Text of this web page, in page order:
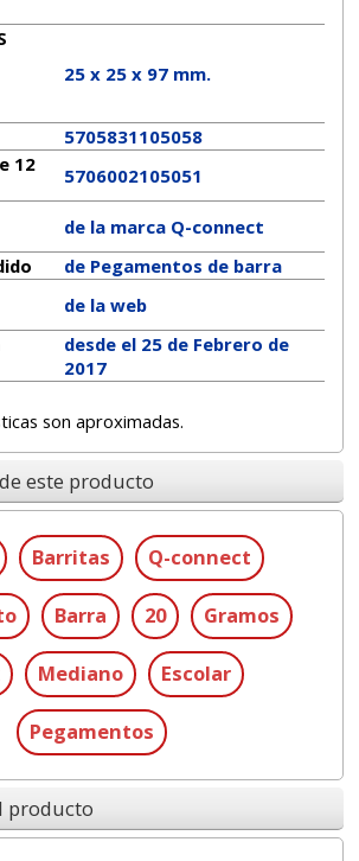
25x 25x 97mm.
5705831105058
12
5706002105051
de la marca Q-connect
de Pegamentos de barra
de la web
desde el 25 de Febrero de
2017
son aproximadas.
este producto
Barritas Q-connect
Barra 20 Gramos
Mediano Escolar
Pegamentos
producto